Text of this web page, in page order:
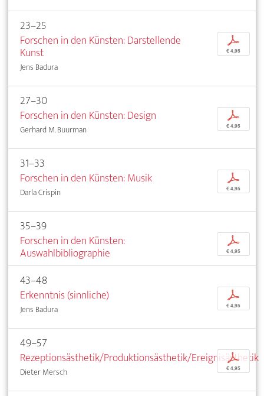
23–25
Forschen in den Künsten: Darstellende
Kunst
Jens Badura
p
€ 4,95
27–30
Forschen in den Künsten: Design
Gerhard M. Buurman
p
€ 4,95
31–33
Forschen in den Künsten: Musik
Darla Crispin
p
€ 4,95
35–39
Forschen in den Künsten:
Auswahlbibliographie
p
€ 4,95
43–48
Erkenntnis (sinnliche)
Jens Badura
p
€ 4,95
49–57
Rezeptionsästhetik/Produktionsästhetik/Ereignisästhetik
Dieter Mersch
p
€ 4,95